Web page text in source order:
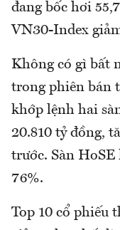
đang bốc hơi
VN30-Index
Không có gì bất
trong phiên bán
khớp lệnh hai
20.810 tỷ đồng,
trước. Sàn HoSE
76%.
Top 10 cổ phiếu